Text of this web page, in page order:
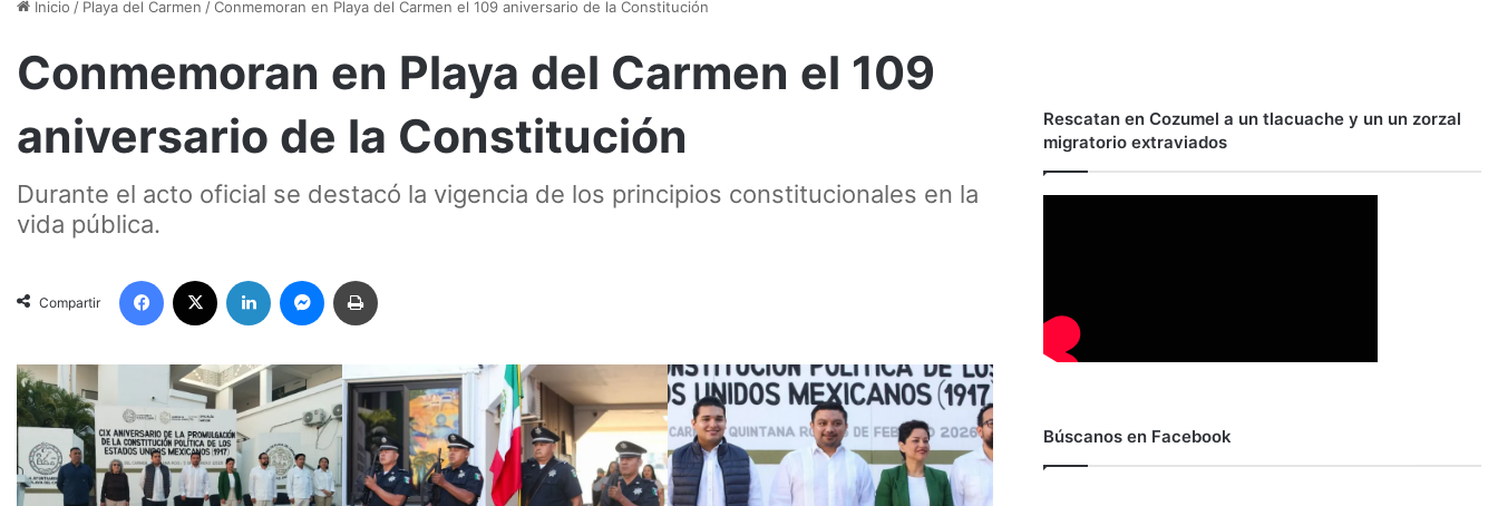
Inicio / Playa del Carmen /Conmemoran en Playa del Carmen el 109 aniversario de la Constitución
Conmemoran en Playa del Carmen el 109
aniversario de la Constitución
Durante el acto oficial se destacó la vigencia de los principios constitucionales en la
vida pública.
Compartir
Facebook LinkedIn Messenger
Rescatan en Cozumel a un tlacuache y un un zorzal
migratorio extraviados
Búscanos en Facebook